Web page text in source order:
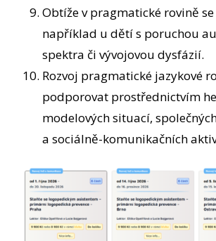
Obtíže v pragmatické rovině
například u dětí s poruchou
spektra či vývojovou dysfázií.
Rozvoj pragmatické jazykové
podporovat prostřednictvím
modelových situací,
a sociálně-komunikačních